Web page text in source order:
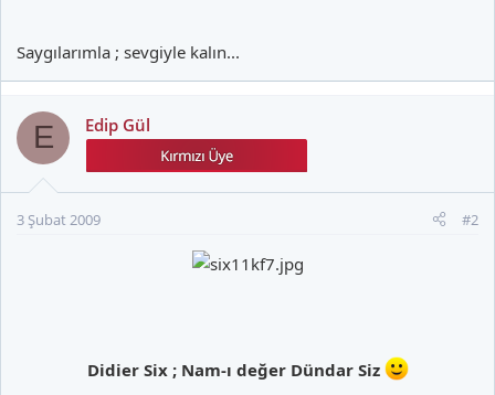
Saygılarımla ; sevgiyle kalın...
E Edip Gül
3 Şubat 2009 #2
Didier Six ; Nam-ı değer Dündar Siz